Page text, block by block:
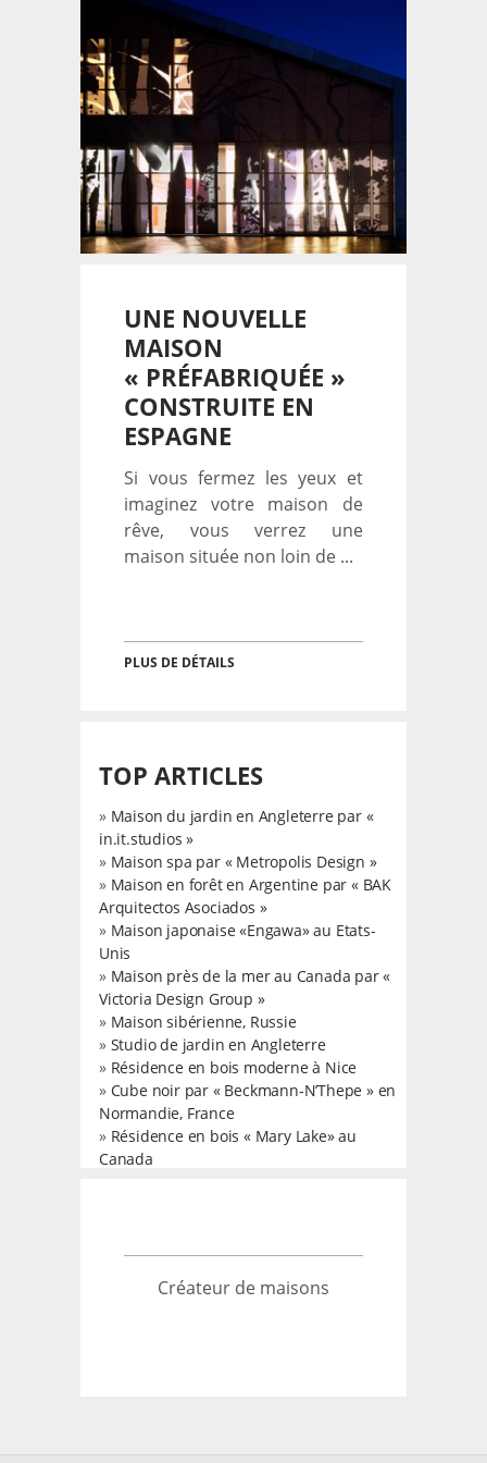
UNE NOUVELLE
MAISON
« PRÉFABRIQUÉE »
CONSTRUITE EN
ESPAGNE
Si vous fermez les yeux et
imaginez votre maison de
rêve, vous verrez une
maison située non loin de ...
PLUS DE DÉTAILS
TOP ARTICLES
» Maison du jardin en Angleterre par «
in.it.studios »
» Maison spa par « Metropolis Design »
» Maison en forêt en Argentine par « BAK
Arquitectos Asociados »
» Maison japonaise «Engawa» au Etats-
Unis
» Maison près de la mer au Canada par «
Victoria Design Group »
» Maison sibérienne, Russie
» Studio de jardin en Angleterre
» Résidence en bois moderne à Nice
» Cube noir par « Beckmann-N’Thepe » en
Normandie, France
» Résidence en bois « Mary Lake» au
Canada
Créateur de maisons